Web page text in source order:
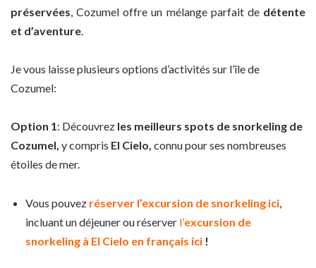
préservées , Cozumel offre un mélange parfait de détente
et d’aventure
Je vous laisse plusieurs options d’activités sur l’île de
Cozumel:
Option 1: Découvrez les meilleurs spots de snorkeling de
Cozumel, y compris El Cielo, connu pour ses nombreuses
étoiles de mer.
Vous pouvez réserver l’excursion de snorkeling ici
incluant un déjeuner ou réserver l’excursion de
snorkeling à El Cielo en français ici !